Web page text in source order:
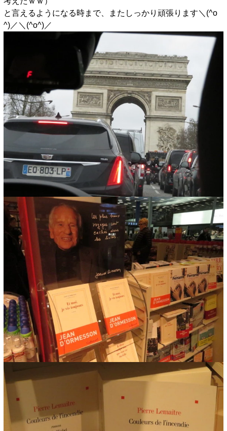
と言えるようになる時まで、またしっかり頑張ります＼(^o
^)／＼(^o^)／